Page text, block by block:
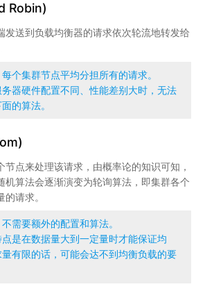
Robin)
发送到负载均衡器的请求依次轮流地转发给
个集群节点平均分担所有的请求。
器硬件配置不同、性能差别大时，无法
的算法。
节点来处理该请求，由概率论的知识可知，
机算法会逐渐演变为轮询算法，即集群各个
请求。
需要额外的配置和算法。
是在数据量大到一定量时才能保证均
有限的话，可能会达不到均衡负载的要